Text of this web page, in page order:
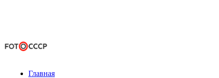
Главная